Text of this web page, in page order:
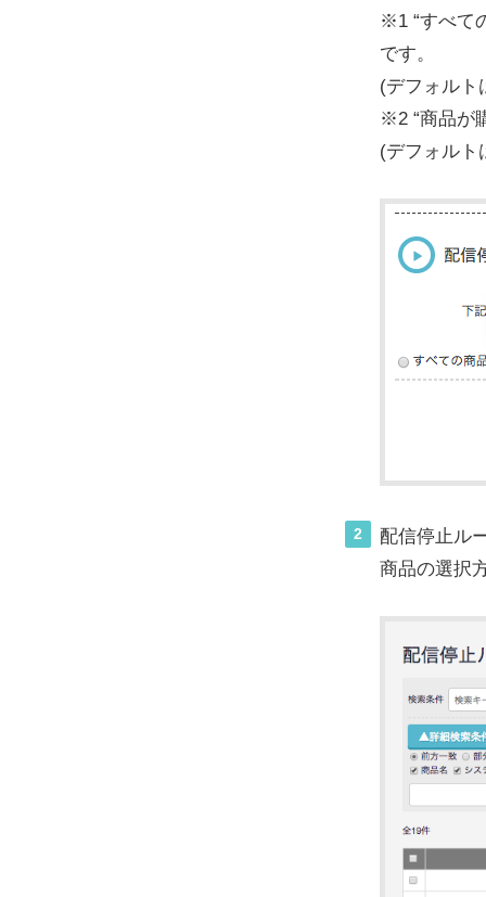
※1 “すべて
です。
(デフォルト
※2 “商品が
(デフォルト
2
配信停止ル
商品の選択